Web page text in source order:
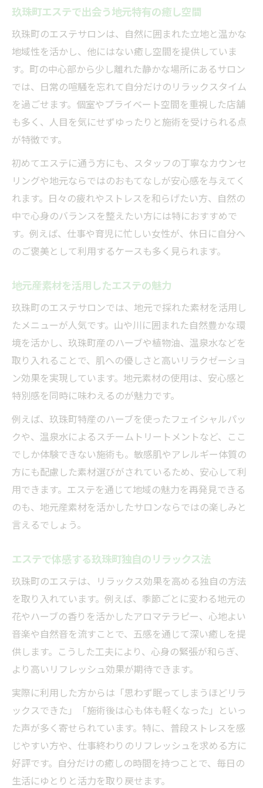
玖珠町エステで出会う地元特有の癒し空間
玖珠町のエステサロンは、自然に囲まれた立地と温かな
地域性を活かし、他にはない癒し空間を提供していま
す。町の中心部から少し離れた静かな場所にあるサロン
では、日常の喧騒を忘れて自分だけのリラックスタイム
を過ごせます。個室やプライベート空間を重視した店舗
も多く、人目を気にせずゆったりと施術を受けられる点
が特徴です。
初めてエステに通う方にも、スタッフの丁寧なカウンセ
リングや地元ならではのおもてなしが安心感を与えてく
れます。日々の疲れやストレスを和らげたい方、自然の
中で心身のバランスを整えたい方には特におすすめで
す。例えば、仕事や育児に忙しい女性が、休日に自分へ
のご褒美として利用するケースも多く見られます。
地元産素材を活用したエステの魅力
玖珠町のエステサロンでは、地元で採れた素材を活用し
たメニューが人気です。山や川に囲まれた自然豊かな環
境を活かし、玖珠町産のハーブや植物油、温泉水などを
取り入れることで、肌への優しさと高いリラクゼーショ
ン効果を実現しています。地元素材の使用は、安心感と
特別感を同時に味わえるのが魅力です。
例えば、玖珠町特産のハーブを使ったフェイシャルパッ
クや、温泉水によるスチームトリートメントなど、ここ
でしか体験できない施術も。敏感肌やアレルギー体質の
方にも配慮した素材選びがされているため、安心して利
用できます。エステを通じて地域の魅力を再発見できる
のも、地元産素材を活かしたサロンならではの楽しみと
言えるでしょう。
エステで体感する玖珠町独自のリラックス法
玖珠町のエステは、リラックス効果を高める独自の方法
を取り入れています。例えば、季節ごとに変わる地元の
花やハーブの香りを活かしたアロマテラピー、心地よい
音楽や自然音を流すことで、五感を通じて深い癒しを提
供します。こうした工夫により、心身の緊張が和らぎ、
より高いリフレッシュ効果が期待できます。
実際に利用した方からは「思わず眠ってしまうほどリラ
ックスできた」「施術後は心も体も軽くなった」といっ
た声が多く寄せられています。特に、普段ストレスを感
じやすい方や、仕事終わりのリフレッシュを求める方に
好評です。自分だけの癒しの時間を持つことで、毎日の
生活にゆとりと活力を取り戻せます。